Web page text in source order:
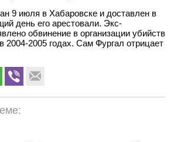
9 июля в Хабаровске и доставлен в
день его арестовали. Экс-
обвинение в организации убийств
2004-2005 годах. Сам Фургал отрицает